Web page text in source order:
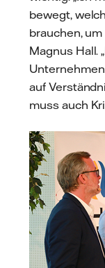
bewegt,
brauchen,
Magnus Hall.
auf
muss auch